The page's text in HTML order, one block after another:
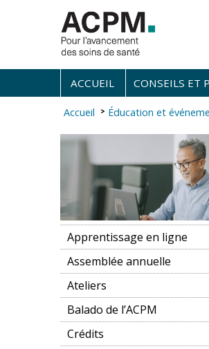
ACCUEIL CONSEILS ET
Accueil Éducation et
Apprentissage en ligne
Assemblée annuelle
Ateliers
Balado de l’ACPM
Crédits